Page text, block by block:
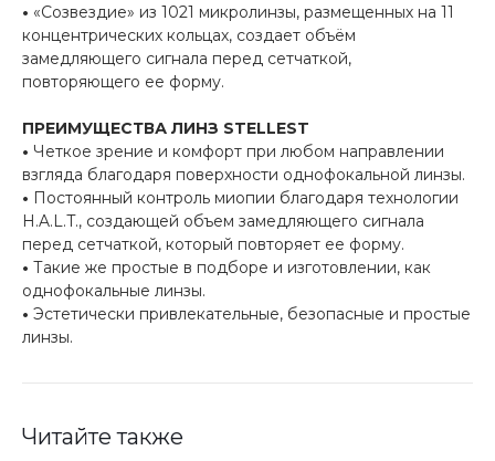
• «Созвездие» из 1021 микролинзы, размещенных на 11
концентрических кольцах, создает объём
замедляющего сигнала перед сетчаткой,
повторяющего ее форму.
ПРЕИМУЩЕСТВА ЛИНЗ STELLEST
• Четкое зрение и комфорт при любом направлении
взгляда благодаря поверхности однофокальной линзы.
• Постоянный контроль миопии благодаря технологии
H.A.L.T., создающей объем замедляющего сигнала
перед сетчаткой, который повторяет ее форму.
• Такие же простые в подборе и изготовлении, как
однофокальные линзы.
• Эстетически привлекательные, безопасные и простые
линзы.
Читайте также